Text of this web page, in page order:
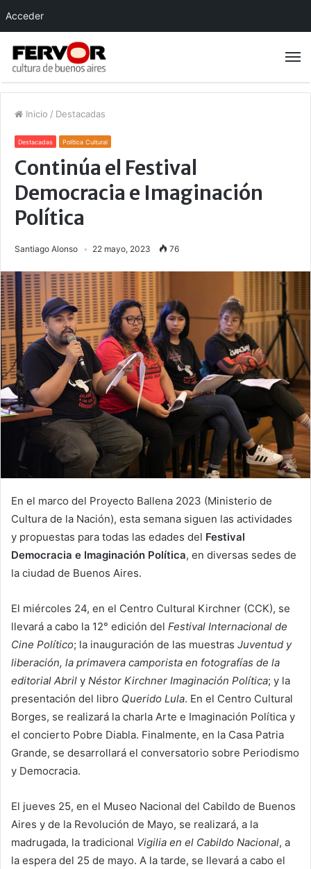
Inicio / Destacadas
Destacadas Política Cultural
Continúa el Festival
Democracia e Imaginación
Política
Santiago Alonso 22 mayo, 2023 76
En el marco del Proyecto Ballena 2023 (Ministerio de
Cultura de la Nación), esta semana siguen las actividades
y propuestas para todas las edades del Festival
Democracia e Imaginación Política, en diversas sedes de
la ciudad de Buenos Aires.
El miércoles 24, en el Centro Cultural Kirchner (CCK), se
llevará a cabo la 12° edición del Festival Internacional de
Cine Político; la inauguración de las muestras Juventud y
liberación, la primavera camporista en fotografías de la
editorial Abril y Néstor Kirchner Imaginación Política; y la
presentación del libro Querido Lula. En el Centro Cultural
Borges, se realizará la charla Arte e Imaginación Política y
el concierto Pobre Diabla. Finalmente, en la Casa Patria
Grande, se desarrollará el conversatorio sobre Periodismo
y Democracia.
El jueves 25, en el Museo Nacional del Cabildo de Buenos
Aires y de la Revolución de Mayo, se realizará, a la
madrugada, la tradicional Vigilia en el Cabildo Nacional, a
la espera del 25 de mayo. A la tarde, se llevará a cabo el
Acceder